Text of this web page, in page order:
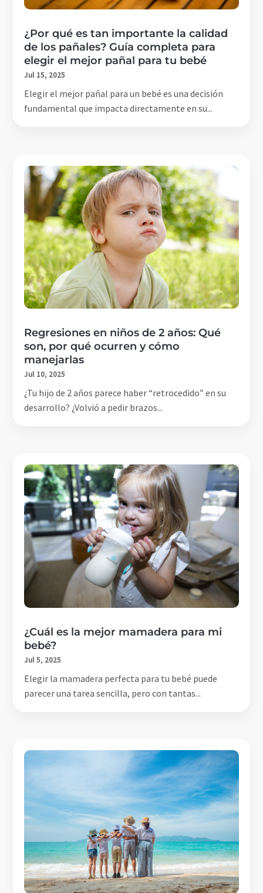
¿Por qué es tan importante la calidad
de los pañales? Guía completa para
elegir el mejor pañal para tu bebé
Jul 15, 2025
Elegir el mejor pañal para un bebé es una decisión
fundamental que impacta directamente en su...
Regresiones en niños de 2 años: Qué
son, por qué ocurren y cómo
manejarlas
Jul 10, 2025
¿Tu hijo de 2 años parece haber “retrocedido” en su
desarrollo? ¿Volvió a pedir brazos...
¿Cuál es la mejor mamadera para mi
bebé?
Jul 5, 2025
Elegir la mamadera perfecta para tu bebé puede
parecer una tarea sencilla, pero con tantas...